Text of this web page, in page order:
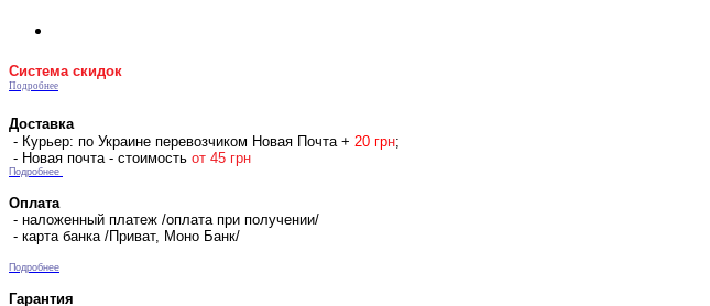
Система скидок
Подробнее
Доставка
- Курьер: по Украине перевозчиком Новая Почта + 20 грн;
- Новая почта - стоимость от 45 грн
Подробнее
Оплата
- наложенный платеж /оплата при получении/
- карта банка /Приват, Моно Банк/
Подробнее
Гарантия